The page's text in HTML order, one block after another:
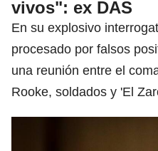
vivos": ex DAS
En su explosivo
procesado por falsos
una reunión entre el
Rooke, soldados y 'El